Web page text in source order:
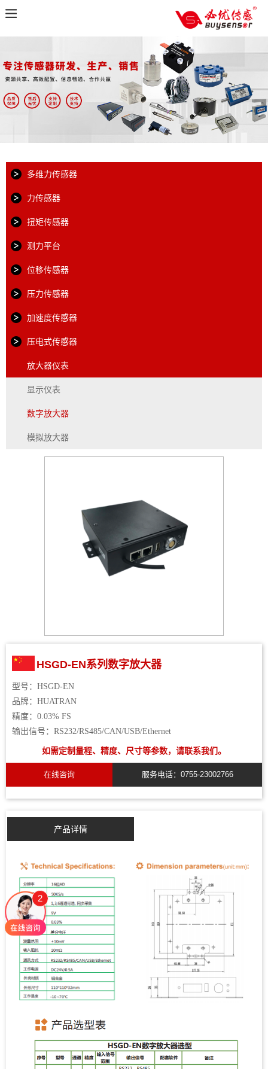
多维力传感器
力传感器
扭矩传感器
测力平台
位移传感器
压力传感器
加速度传感器
压电式传感器
放大器仪表
显示仪表
数字放大器
模拟放大器
HSGD-EN系列数字放大器
型号： HSGD-EN
品牌： HUATRAN
精度： 0.03% FS
输出信号： RS232/RS485/CAN/USB/Ethernet
如需定制量程、精度、尺寸等参数，请联系我们。
在线咨询 服务电话：0755-23002766
产品详情
2